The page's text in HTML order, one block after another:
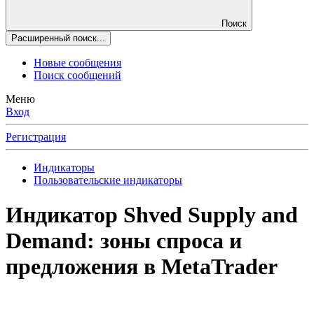
Поиск
Расширенный поиск...
Новые сообщения
Поиск сообщений
Меню
Вход
Регистрация
Индикаторы
Пользовательские индикаторы
Индикатор Shved Supply and
Demand: зоны спроса и
предложения в MetaTrader